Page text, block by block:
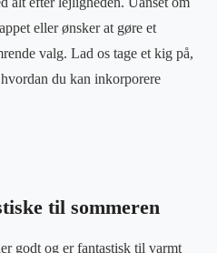
eller ønsker at gøre et
valg. Lad os tage et kig på,
du kan inkorporere
til sommeren
godt og er fantastisk til varmt